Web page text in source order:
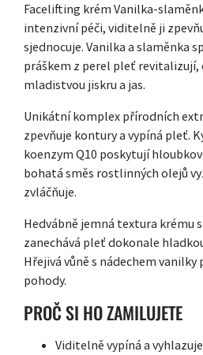
Facelifting krém Vanilka-
intenzivní péči, viditelně ji
sjednocuje. Vanilka a slaměnka
práškem z perel pleť revitalizují,
mladistvou jiskru a jas.
Unikátní komplex přírodních
zpevňuje kontury a vypíná pleť.
koenzym Q10 poskytují
bohatá směs rostlinných olejů
zvláčňuje.
Hedvábně jemná textura krému
zanechává pleť dokonale
Hřejivá vůně s nádechem vanilky
pohody.
PROČ SI HO ZAMILUJETE
Viditelně vypíná a vyhlazuje